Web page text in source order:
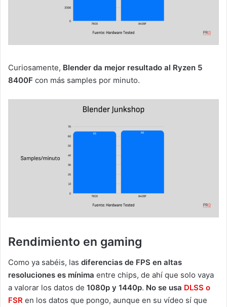
Curiosamente, Blender da mejor resultado al Ryzen 5
8400F con más samples por minuto.
Rendimiento en gaming
Como ya sabéis, las diferencias de FPS en altas
resoluciones es mínima entre chips, de ahí que solo vaya
a valorar los datos de 1080p y 1440p. No se usa DLSS o
FSR en los datos que pongo, aunque en su vídeo sí que